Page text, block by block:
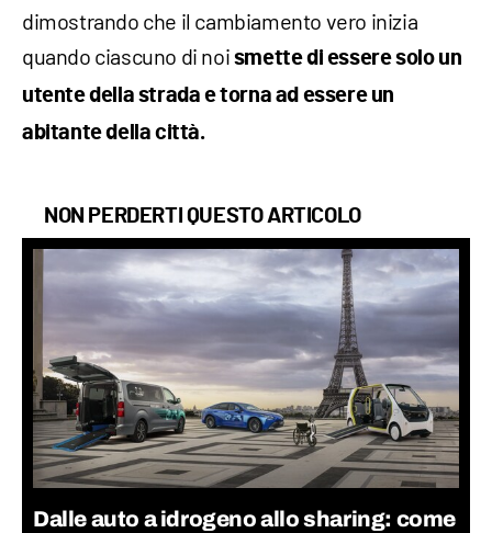
dimostrando che il cambiamento vero inizia
quando ciascuno di noi smette di essere solo un
utente della strada e torna ad essere un
abitante della città.
NON PERDERTI QUESTO ARTICOLO
Dalle auto a idrogeno allo sharing: come